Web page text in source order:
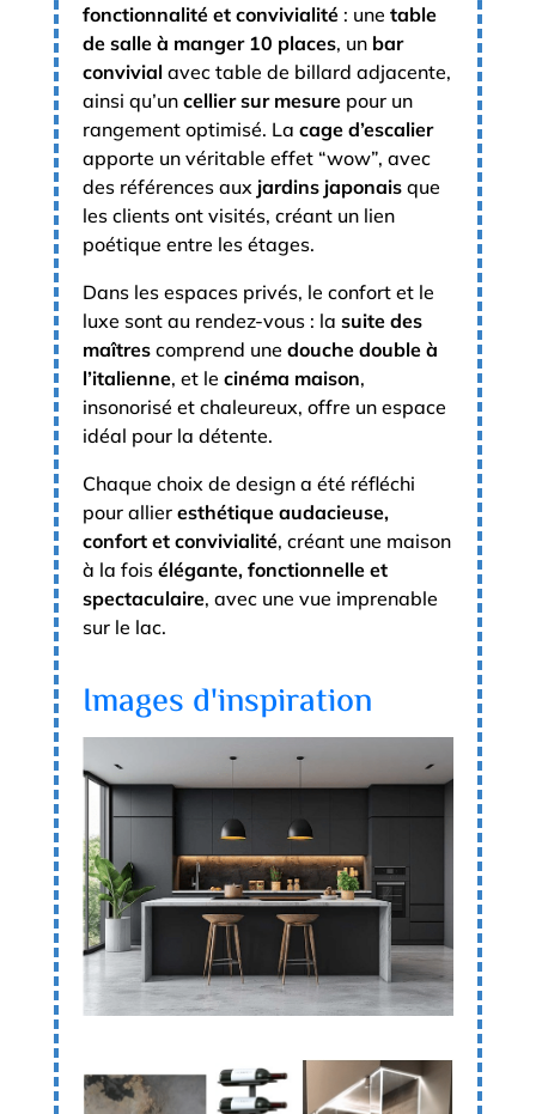
fonctionnalité et convivialité: une table
de salle à manger 10 places, un bar
convivialavec table de billard adjacente,
ainsi qu’un cellier sur mesurepour un
rangement optimisé. La cage d’escalier
apporte un véritable effet “wow”, avec
des références aux jardins japonais que
les clients ont visités, créant un lien
poétique entre les étages.
Dans les espaces privés, le confort et le
luxe sont au rendez-vous : la suite des
maîtrescomprend une douche double à
l’italienne, et le cinéma maison,
insonorisé et chaleureux, offre un espace
idéal pour la détente.
Chaque choix de design a été réfléchi
pour allier esthétique audacieuse,
confort et convivialité, créant une maison
à la fois élégante, fonctionnelle et
spectaculaire, avec une vue imprenable
sur le lac.
Images d'inspiration